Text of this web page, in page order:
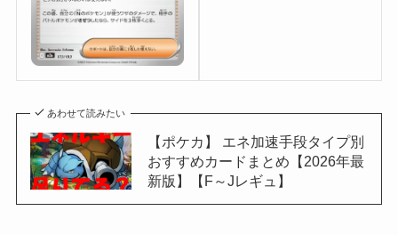
あわせて読みたい
【ポケカ】 エネ加速手段タイプ別
おすすめカードまとめ【2026年最
新版】【F～Jレギュ】